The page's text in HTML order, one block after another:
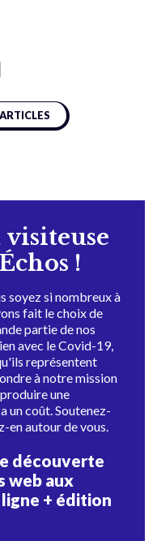
visiteuse
!
soyez si nombreux à
fait le choix de
partie de nos
avec le Covid-19,
représentent
à notre mission
une
un coût. Soutenez-
en autour de vous.
découverte
web aux
+ édition